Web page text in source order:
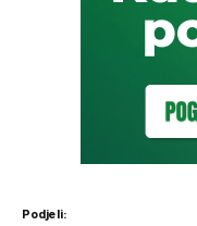
Podjeli: